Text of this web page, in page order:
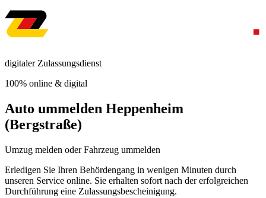
digitaler Zulassungsdienst
100% online & digital
Auto ummelden Heppenheim
(Bergstraße)
Umzug melden oder Fahrzeug ummelden
Erledigen Sie Ihren Behördengang in wenigen Minuten durch
unseren Service online. Sie erhalten sofort nach der erfolgreichen
Durchführung eine Zulassungsbescheinigung.